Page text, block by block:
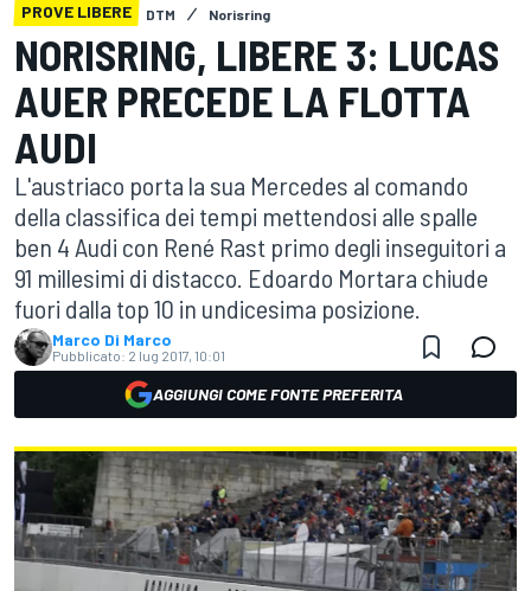
PROVE LIBERE DTM Norisring
NORISRING, LIBERE 3: LUCAS
AUER PRECEDE LA FLOTTA
AUDI
L'austriaco porta la sua Mercedes al comando
della classifica dei tempi mettendosi alle spalle
ben 4 Audi con René Rast primo degli inseguitori a
91 millesimi di distacco. Edoardo Mortara chiude
fuori dalla top 10 in undicesima posizione.
Marco Di Marco
Pubblicato: 2 lug 2017, 10:01
AGGIUNGI COME FONTE PREFERITA